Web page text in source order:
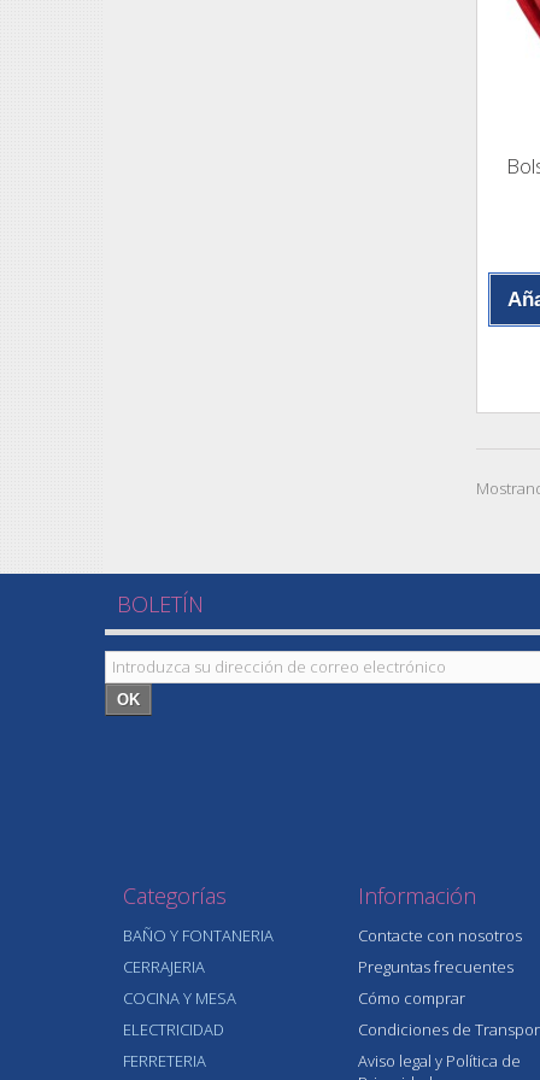
BOLETÍN
OK
Categorías
BAÑO Y FONTANERIA
CERRAJERIA
COCINA Y MESA
ELECTRICIDAD
FERRETERIA
Información
Contacte con nosotros
Preguntas frecuentes
Cómo comprar
Condiciones de
Aviso legal y Política de